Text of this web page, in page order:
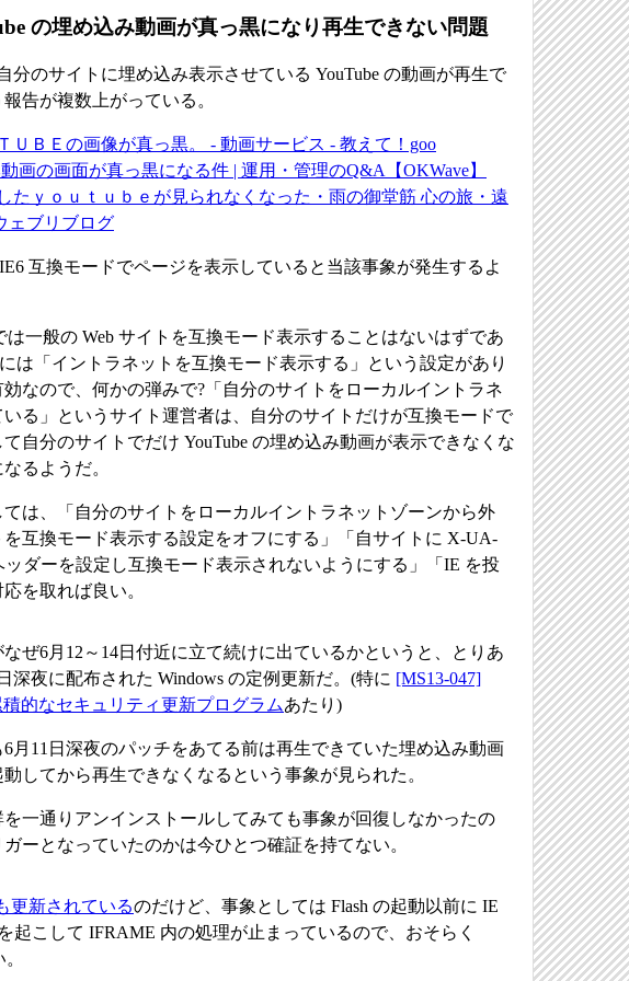
の埋め込み動画が真っ黒になり再生できない問題
分のサイトに埋め込み表示させている YouTube の動画が再生で
告が複数上がっている。
ＵＢＥの画像が真っ黒。 - 動画サービス - 教えて！goo
画の画面が真っ黒になる件 | 運用・管理のQ&A【OKWave】
たｙｏｕｔｕｂｅが見られなくなった・雨の御堂筋 心の旅・遠
ェブリブログ
互換モードでページを表示していると当該事象が発生するよ
一般の Web サイトを互換モード表示することはないはずであ
は「イントラネットを互換モード表示する」という設定があり
なので、何かの弾みで?「自分のサイトをローカルイントラネ
る」というサイト運営者は、自分のサイトだけが互換モードで
自分のサイトでだけ YouTube の埋め込み動画が表示できなくな
るようだ。
は、「自分のサイトをローカルイントラネットゾーンから外
互換モード表示する設定をオフにする」「自サイトに X-UA-
ッダーを設定し互換モード表示されないようにする」「IE を投
を取れば良い。
ぜ6月12～14日付近に立て続けに出ているかというと、とりあ
深夜に配布された Windows の定例更新だ。(特に [MS13-047]
積的なセキュリティ更新プログラムあたり)
月11日深夜のパッチをあてる前は再生できていた埋め込み動画
してから再生できなくなるという事象が見られた。
一通りアンインストールしてみても事象が回復しなかったの
ーとなっていたのかは今ひとつ確証を持てない。
更新されているのだけど、事象としては Flash の起動以前に IE
起こして IFRAME 内の処理が止まっているので、おそらく